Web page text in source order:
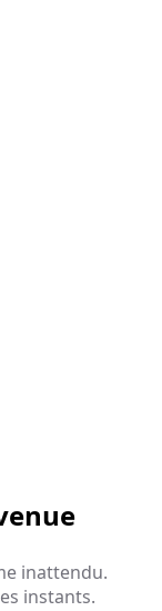
inattendu.
instants.